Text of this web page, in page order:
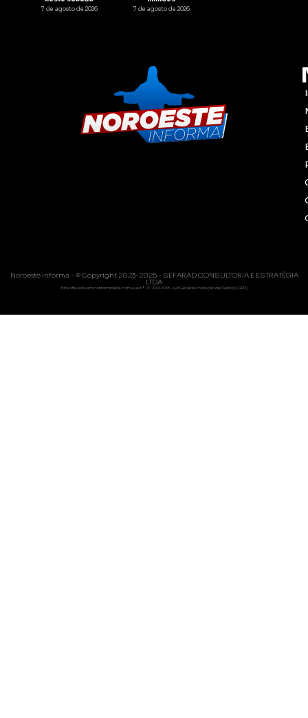
7 de agosto de 2026 7 de agosto de 2026
Noroeste Informa - © Copyright 2023-2025 - SEFARAD CONSULTORIA E ESTRATÉGIA
LTDA
Este site está em conformidade com a Lei nº 13.709/2018 - Lei Geral de Proteção de Dados (LGPD)